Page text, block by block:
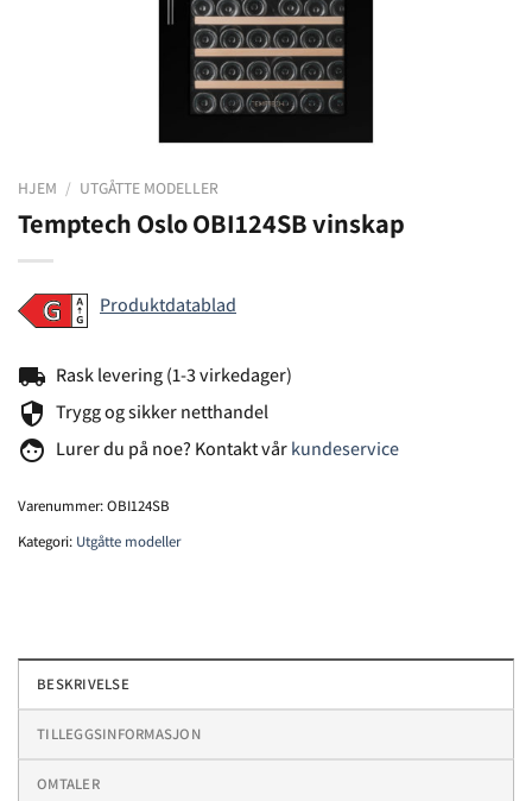
HJEM / UTGÅTTE MODELLER
Temptech Oslo OBI124SB vinskap
Produktdatablad
local_shipping Rask levering (1-3 virkedager)
security Trygg og sikker netthandel
face Lurer du på noe? Kontakt vårkundeservice
Varenummer:OBI124SB
Kategori: Utgåtte modeller
BESKRIVELSE
TILLEGGSINFORMASJON
OMTALER